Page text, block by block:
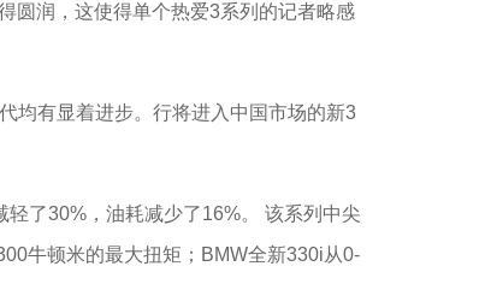
圆润，这使得单个热爱3系列的记者略感
有显着进步。行将进入中国市场的新3
了30%，油耗减少了16%。 该系列中尖
牛顿米的最大扭矩；BMW全新330i从0-